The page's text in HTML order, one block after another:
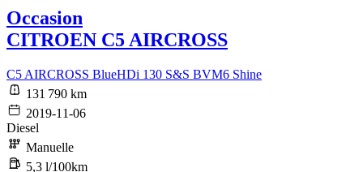
Occasion
CITROEN C5 AIRCROSS
C5 AIRCROSS BlueHDi 130 S&S BVM6 Shine
131 790 km
2019-11-06
Diesel
Manuelle
5,3 l/100km